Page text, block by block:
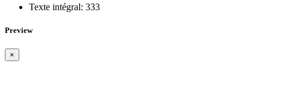
Texte intégral: 333
Preview
×